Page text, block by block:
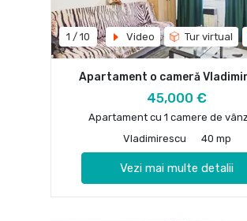
1 / 10 Video Tur virtual
Apartament o cameră
45,000 €
Apartament cu 1 camere de
Vladimirescu
40 mp
Vezi mai multe detalii